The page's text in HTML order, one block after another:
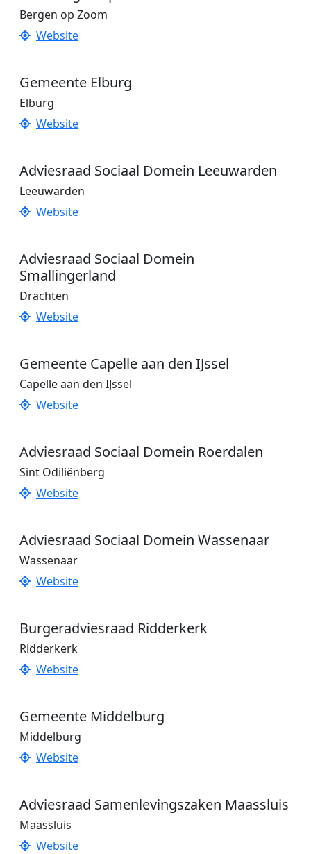
Bergen op Zoom
Website
Gemeente Elburg
Elburg
Website
Adviesraad Sociaal Domein Leeuwarden
Leeuwarden
Website
Adviesraad Sociaal Domein
Smallingerland
Drachten
Website
Gemeente Capelle aan den IJssel
Capelle aan den IJssel
Website
Adviesraad Sociaal Domein Roerdalen
Sint Odiliënberg
Website
Adviesraad Sociaal Domein Wassenaar
Wassenaar
Website
Burgeradviesraad Ridderkerk
Ridderkerk
Website
Gemeente Middelburg
Middelburg
Website
Adviesraad Samenlevingszaken Maassluis
Maassluis
Website